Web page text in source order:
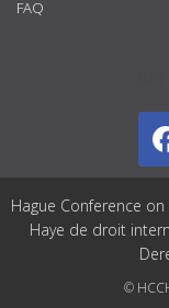
FAQ
Hague Conference
Haye de droit
©